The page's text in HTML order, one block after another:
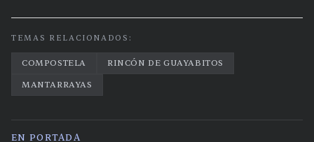
TEMAS RELACIONADOS:
COMPOSTELA
RINCÓN DE GUAYABITOS
MANTARRAYAS
EN PORTADA